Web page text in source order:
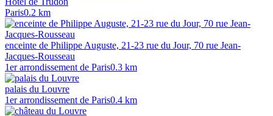
Paris0.2 km
enceinte de Philippe Auguste, 21-23 rue du Jour, 70 rue Jean-
Jacques-Rousseau
1er arrondissement de Paris0.3 km
palais du Louvre
1er arrondissement de Paris0.4 km